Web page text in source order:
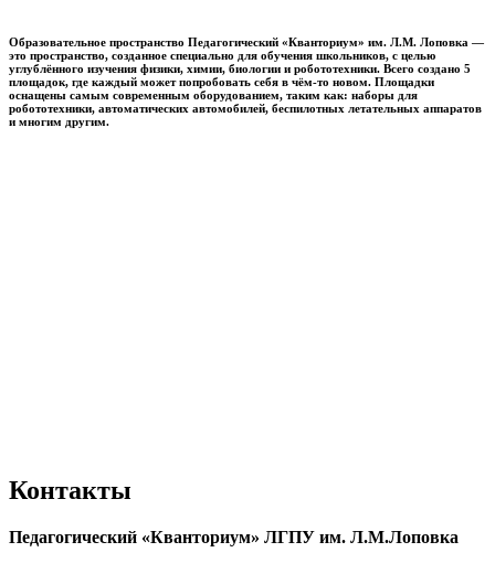
Образовательное пространство Педагогический «Кванториум» им. Л.М. Лоповка —
это пространство, созданное специально для обучения школьников, с целью
углублённого изучения физики, химии, биологии и робототехники. Всего создано 5
площадок, где каждый может попробовать себя в чём-то новом. Площадки
оснащены самым современным оборудованием, таким как: наборы для
робототехники, автоматических автомобилей, беспилотных летательных аппаратов
и многим другим.
Контакты
Педагогический «Кванториум» ЛГПУ им. Л.М.Лоповка